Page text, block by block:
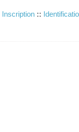
Inscription ::